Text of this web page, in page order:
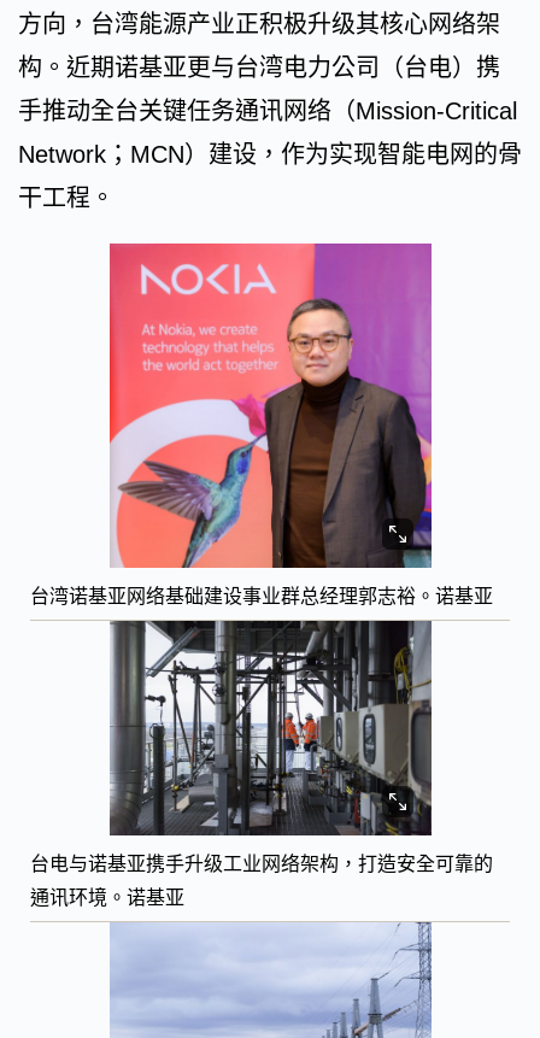
方向，台湾能源产业正积极升级其核心网络架
构。近期诺基亚更与台湾电力公司（台电）携
手推动全台关键任务通讯网络（Mission-Critical
Network；MCN）建设，作为实现智能电网的骨
干工程。
台湾诺基亚网络基础建设事业群总经理郭志裕。诺基亚
台电与诺基亚携手升级工业网络架构，打造安全可靠的
通讯环境。诺基亚